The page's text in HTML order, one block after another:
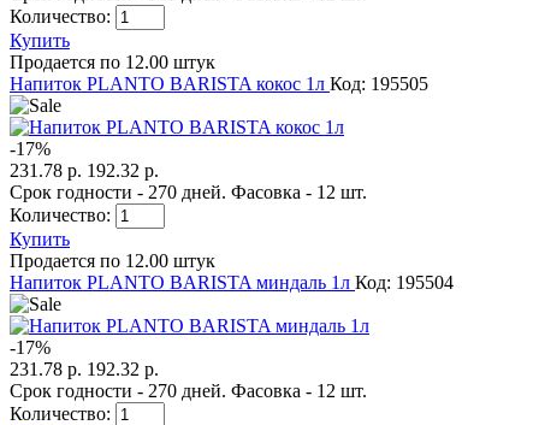
Количество:
Купить
Продается по 12.00 штук
Напиток PLANTO BARISTA кокос 1л Код: 195505
-17%
231.78 р. 192.32 р.
Срок годности - 270 дней. Фасовка - 12 шт.
Количество:
Купить
Продается по 12.00 штук
Напиток PLANTO BARISTA миндаль 1л Код: 195504
-17%
231.78 р. 192.32 р.
Срок годности - 270 дней. Фасовка - 12 шт.
Количество: